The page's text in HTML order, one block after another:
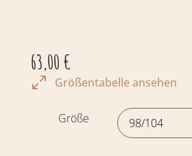
63,00€
Größentabelle ansehen
Größe